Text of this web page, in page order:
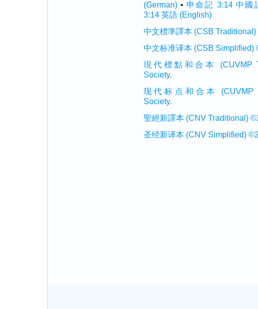
(German)• 申命記 3:14 中國
3:14 英語 (English)
中文標準譯本 (CSB
中文标准译本 (CSB Simplified)
現代標點和合本 (CUVMP
Society.
现代标点和合本 (CUVMP
Society.
聖經新譯本 (CNV Traditional)
圣经新译本 (CNV Simplified)